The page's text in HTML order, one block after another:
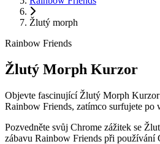
Žlutý morph
Rainbow Friends
Žlutý Morph Kurzor
Objevte fascinující Žlutý Morph Kurzor
Rainbow Friends, zatímco surfujete po
Pozvedněte svůj Chrome zážitek se
zábavu Rainbow Friends při používání